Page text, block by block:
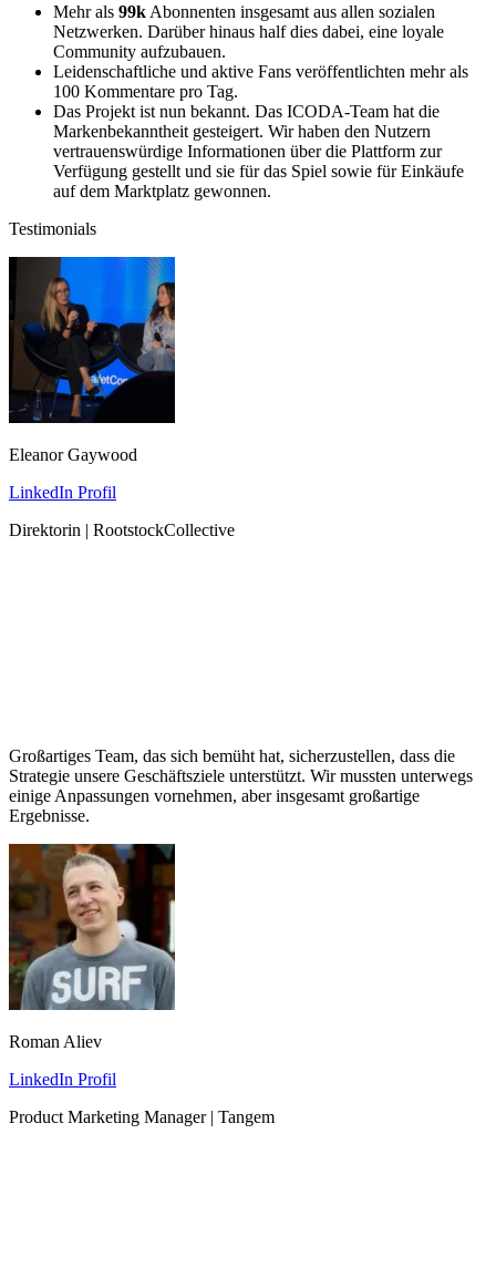
Mehr als 99k Abonnenten insgesamt aus allen sozialen
Netzwerken. Darüber hinaus half dies dabei, eine loyale
Community aufzubauen.
Leidenschaftliche und aktive Fans veröffentlichten mehr als
100 Kommentare pro Tag.
Das Projekt ist nun bekannt. Das ICODA-Team hat die
Markenbekanntheit gesteigert. Wir haben den Nutzern
vertrauenswürdige Informationen über die Plattform zur
Verfügung gestellt und sie für das Spiel sowie für Einkäufe
auf dem Marktplatz gewonnen.
Testimonials
Eleanor Gaywood
LinkedIn Profil
Direktorin | RootstockCollective
Großartiges Team, das sich bemüht hat, sicherzustellen, dass die
Strategie unsere Geschäftsziele unterstützt. Wir mussten unterwegs
einige Anpassungen vornehmen, aber insgesamt großartige
Ergebnisse.
Roman Aliev
LinkedIn Profil
Product Marketing Manager | Tangem